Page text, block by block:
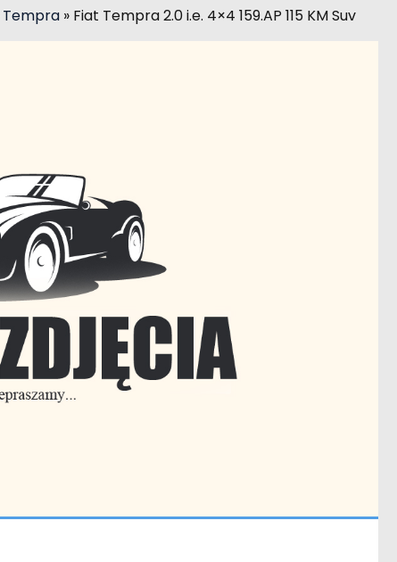
Tempra » Fiat Tempra 2.0 i.e. 4×4 159.AP 115 KM Suv